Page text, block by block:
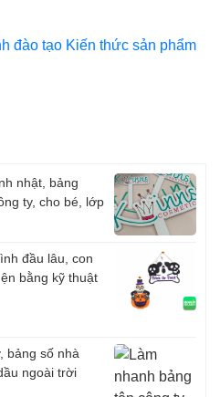
đào tạo Kiến thức sản phẩm
nhật, bảng
ty, cho bé, lớp
đầu lâu, con
bằng kỹ thuật
bảng số nhà
ngoài trời